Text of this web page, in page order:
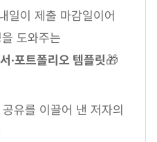
일이 제출 마감일이어
도와주는
·포트폴리오 템플릿🎁
유를 이끌어 낸 저자의